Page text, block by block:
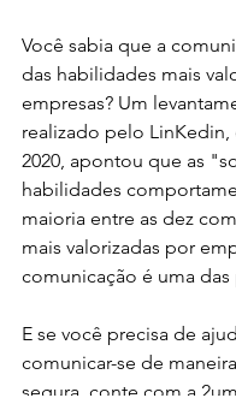
Você sabia que a
das habilidades mais
empresas? Um
realizado pelo
2020, apontou que as
habilidades
maioria entre as dez
mais valorizadas por
comunicação é uma
E se você precisa de
comunicar-se de
segura, conte com a